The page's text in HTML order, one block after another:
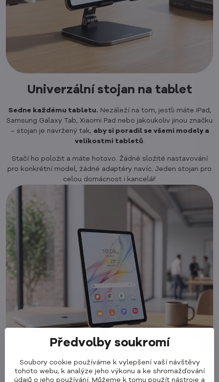
Univerzální stojan na tablet
Sedne každému tabletu. Nezáleží na tom, jestli máte iPad,
Samsung Galaxy Tab, Xiaomi Pad nebo jakoukoliv jinou značku
– stojan je navržený tak, aby si poradil se všemi modely a
velikostmi tabletů.
Stačí ho položit a máte hotovo. Žádné složité nastavování
pro konkrétní model, žádné adaptéry navíc. Jeden stojan pro
celou domácnost i kancelář.
Předvolby soukromí
Soubory cookie používáme k vylepšení vaší návštěvy
tohoto webu, k analýze jeho výkonu a ke shromažďování
údajů o jeho používání. Můžeme k tomu použít nástroje a